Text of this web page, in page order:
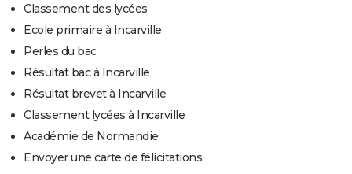
Classement des lycées
Ecole primaire à Incarville
Perles du bac
Résultat bac à Incarville
Résultat brevet à Incarville
Classement lycées à Incarville
Académie de Normandie
Envoyer une carte de félicitations